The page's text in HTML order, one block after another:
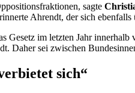
sagte
Ahrendt, der sich
Gesetz im letzten Jahr
Daher sei zwischen
sich“